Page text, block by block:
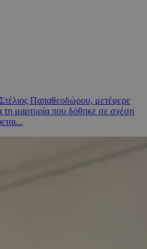
Παπαθεοδώρου, μετέφερε
τη μαρτυρία που δόθηκε σε σχέση